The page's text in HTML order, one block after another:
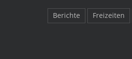
Berichte Freizeiten